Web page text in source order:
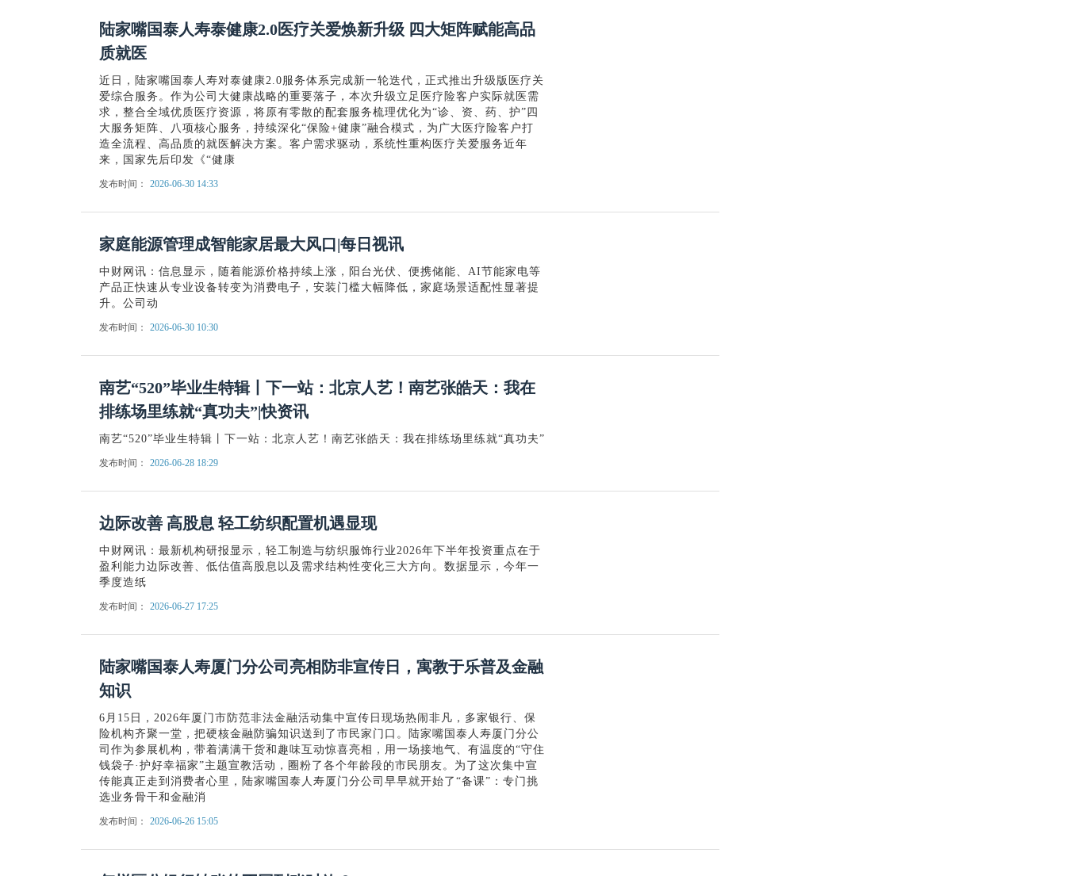
陆家嘴国泰人寿泰健康2.0医疗关爱焕新升级 四大矩阵赋能高品
质就医
近日，陆家嘴国泰人寿对泰健康2.0服务体系完成新一轮迭代，正式推出升级版医疗关
爱综合服务。作为公司大健康战略的重要落子，本次升级立足医疗险客户实际就医需
求，整合全域优质医疗资源，将原有零散的配套服务梳理优化为“诊、资、药、护”四
大服务矩阵、八项核心服务，持续深化“保险+健康”融合模式，为广大医疗险客户打
造全流程、高品质的就医解决方案。客户需求驱动，系统性重构医疗关爱服务近年
来，国家先后印发《“健康
发布时间： 2026-06-30 14:33
家庭能源管理成智能家居最大风口|每日视讯
中财网讯：信息显示，随着能源价格持续上涨，阳台光伏、便携储能、AI节能家电等
产品正快速从专业设备转变为消费电子，安装门槛大幅降低，家庭场景适配性显著提
升。公司动
发布时间： 2026-06-30 10:30
南艺“520”毕业生特辑丨下一站：北京人艺！南艺张皓天：我在
排练场里练就“真功夫”|快资讯
南艺“520”毕业生特辑丨下一站：北京人艺！南艺张皓天：我在排练场里练就“真功夫”
发布时间： 2026-06-28 18:29
边际改善 高股息 轻工纺织配置机遇显现
中财网讯：最新机构研报显示，轻工制造与纺织服饰行业2026年下半年投资重点在于
盈利能力边际改善、低估值高股息以及需求结构性变化三大方向。数据显示，今年一
季度造纸
发布时间： 2026-06-27 17:25
陆家嘴国泰人寿厦门分公司亮相防非宣传日，寓教于乐普及金融
知识
6月15日，2026年厦门市防范非法金融活动集中宣传日现场热闹非凡，多家银行、保
险机构齐聚一堂，把硬核金融防骗知识送到了市民家门口。陆家嘴国泰人寿厦门分公
司作为参展机构，带着满满干货和趣味互动惊喜亮相，用一场接地气、有温度的“守住
钱袋子·护好幸福家”主题宣教活动，圈粉了各个年龄段的市民朋友。为了这次集中宣
传能真正走到消费者心里，陆家嘴国泰人寿厦门分公司早早就开始了“备课”：专门挑
选业务骨干和金融消
发布时间： 2026-06-26 15:05